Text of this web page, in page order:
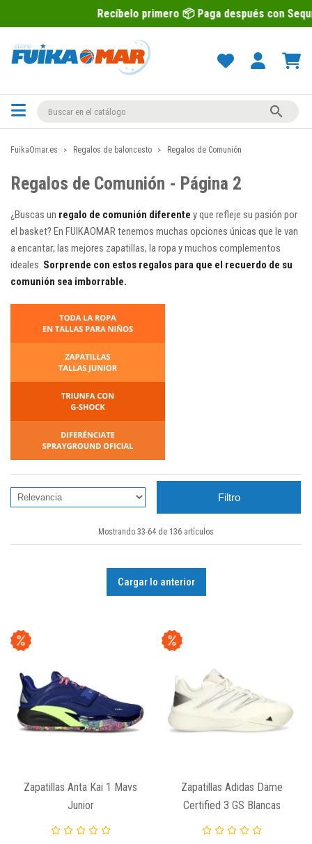
primero 📦 Paga después con Sequra 💶

FuikaOmar.es Regalos de baloncesto Regalos de Comunión
Regalos de Comunión - Página 2
¿Buscas un regalo de comunión diferente y que refleje su pasión por
el basket? En FUIKAOMAR tenemos muchas opciones únicas que le van
a encantar; las mejores zapatillas, la ropa y muchos complementos
ideales. Sorprende con estos regalos para que el recuerdo de su
comunión sea imborrable.
Filtro
Mostrando 33-64 de 136 artículos
Cargar lo anterior
Zapatillas Anta Kai 1 Mavs
Junior
Zapatillas Adidas Dame
Certified 3 GS Blancas